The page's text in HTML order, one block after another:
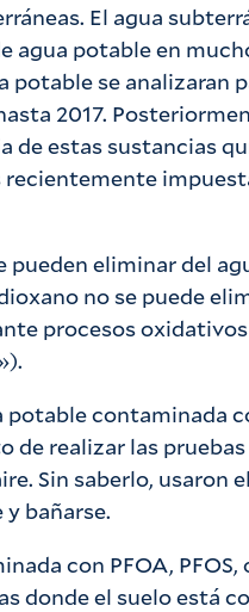
El agua
potable en
se analizaran
2017.
de estas sustancias
pueden eliminar del
no se puede
procesos
contaminada
de realizar las
Sin saberlo, usaron
y bañarse.
con PFOA, PFOS,
donde el suelo está